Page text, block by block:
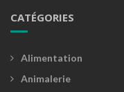
CATÉGORIES
Alimentation
Animalerie